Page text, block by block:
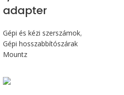
adapter
Gépi és kézi szerszámok,
Gépi hosszabbítószárak
Mountz